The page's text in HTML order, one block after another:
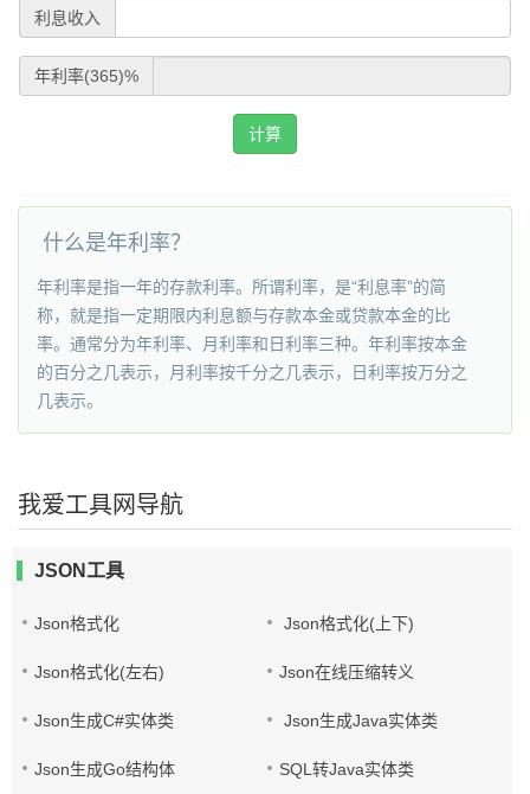
利息收入
年利率(365)%
计算
什么是年利率？
年利率是指一年的存款利率。所谓利率，是“利息率”的简
称，就是指一定期限内利息额与存款本金或贷款本金的比
率。通常分为年利率、月利率和日利率三种。年利率按本金
的百分之几表示，月利率按千分之几表示，日利率按万分之
几表示。
我爱工具网导航
JSON工具
Json格式化 Json格式化(上下)
Json格式化(左右) Json在线压缩转义
Json生成C#实体类 Json生成Java实体类
Json生成Go结构体 SQL转Java实体类